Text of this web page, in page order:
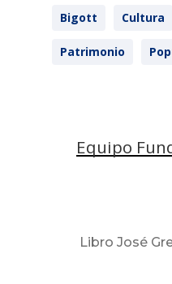
Bigott Cultura
Patrimonio
Equipo
Libro José